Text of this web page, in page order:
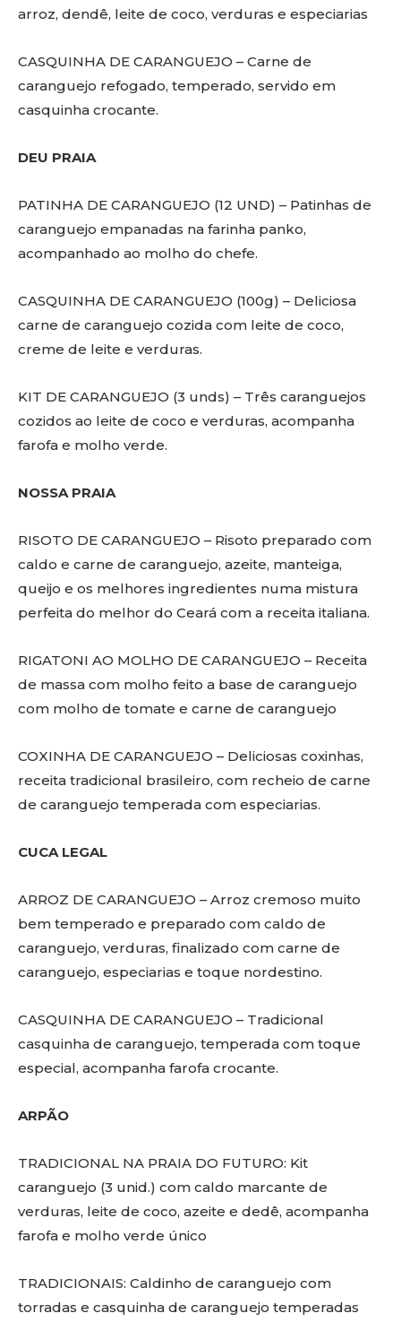
arroz, dendê, leite de coco, verduras e especiarias
CASQUINHA DE CARANGUEJO – Carne de
caranguejo refogado, temperado, servido em
casquinha crocante.
DEU PRAIA
PATINHA DE CARANGUEJO (12 UND) – Patinhas de
caranguejo empanadas na farinha panko,
acompanhado ao molho do chefe.
CASQUINHA DE CARANGUEJO (100g) – Deliciosa
carne de caranguejo cozida com leite de coco,
creme de leite e verduras.
KIT DE CARANGUEJO (3 unds) – Três caranguejos
cozidos ao leite de coco e verduras, acompanha
farofa e molho verde.
NOSSA PRAIA
RISOTO DE CARANGUEJO – Risoto preparado com
caldo e carne de caranguejo, azeite, manteiga,
queijo e os melhores ingredientes numa mistura
perfeita do melhor do Ceará com a receita italiana.
RIGATONI AO MOLHO DE CARANGUEJO – Receita
de massa com molho feito a base de caranguejo
com molho de tomate e carne de caranguejo
COXINHA DE CARANGUEJO – Deliciosas coxinhas,
receita tradicional brasileiro, com recheio de carne
de caranguejo temperada com especiarias.
CUCA LEGAL
ARROZ DE CARANGUEJO – Arroz cremoso muito
bem temperado e preparado com caldo de
caranguejo, verduras, finalizado com carne de
caranguejo, especiarias e toque nordestino.
CASQUINHA DE CARANGUEJO – Tradicional
casquinha de caranguejo, temperada com toque
especial, acompanha farofa crocante.
ARPÃO
TRADICIONAL NA PRAIA DO FUTURO: Kit
caranguejo (3 unid.) com caldo marcante de
verduras, leite de coco, azeite e dedê, acompanha
farofa e molho verde único
TRADICIONAIS: Caldinho de caranguejo com
torradas e casquinha de caranguejo temperadas